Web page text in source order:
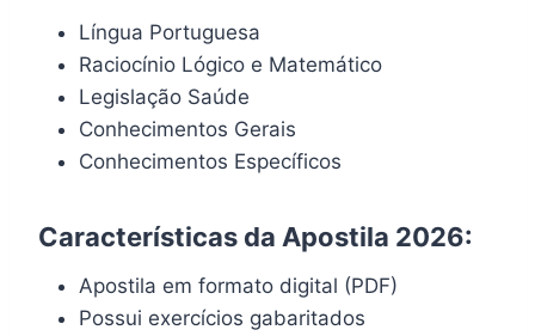
Língua Portuguesa
Raciocínio Lógico e Matemático
Legislação Saúde
Conhecimentos Gerais
Conhecimentos Específicos
Características da Apostila 2026:
Apostila em formato digital (PDF)
Possui exercícios gabaritados